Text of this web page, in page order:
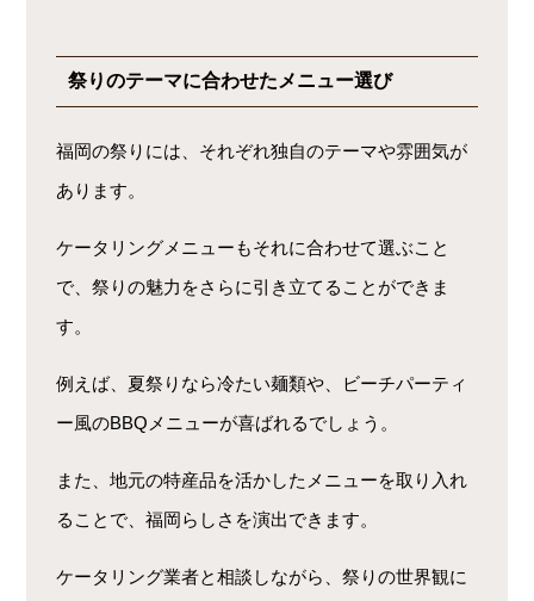
祭りのテーマに合わせたメニュー選び
福岡の祭りには、それぞれ独自のテーマや雰囲気が
あります。
ケータリングメニューもそれに合わせて選ぶこと
で、祭りの魅力をさらに引き立てることができま
す。
例えば、夏祭りなら冷たい麺類や、ビーチパーティ
ー風のBBQメニューが喜ばれるでしょう。
また、地元の特産品を活かしたメニューを取り入れ
ることで、福岡らしさを演出できます。
ケータリング業者と相談しながら、祭りの世界観に